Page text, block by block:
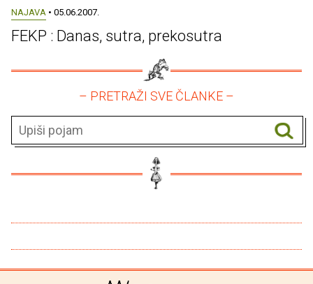
NAJAVA • 05.06.2007.
FEKP : Danas, sutra, prekosutra
– PRETRAŽI SVE ČLANKE –